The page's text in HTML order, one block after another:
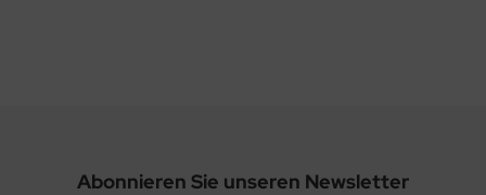
Abonnieren Sie unseren Newsletter